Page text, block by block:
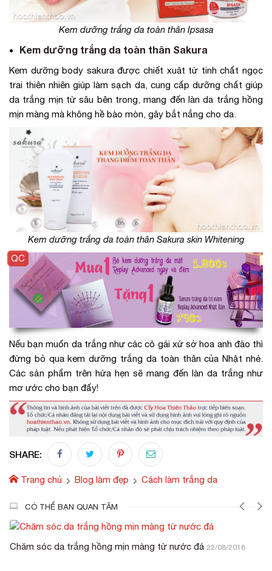
Kem dưỡng trắng da toàn thân Ipsasa
Kem dưỡng trắng da toàn thân Sakura
Kem dưỡng body sakura được chiết xuât từ tinh chất ngọc
trai thiên nhiên giúp làm sạch da, cung cấp dưỡng chất giúp
da trắng mịn từ sâu bên trong, mang đến làn da trắng hồng
mịn màng mà không hề bào mòn, gây bắt nắng cho da.
Kem dưỡng trắng da toàn thân Sakura skin Whitening
Nếu bạn muốn da trắng như các cô gái xứ sở hoa anh đào thì
đừng bỏ qua kem dưỡng trắng da toàn thân của Nhật nhé.
Các sản phẩm trên hứa hẹn sẽ mang đến làn da trắng như
mơ ước cho bạn đấy!
SHARE:
Trang chủ Blog làm đẹp Cách làm trắng da
CÓ THỂ BẠN QUAN TÂM
Chăm sóc da trắng hồng mịn màng từ nước đá 22/08/2018